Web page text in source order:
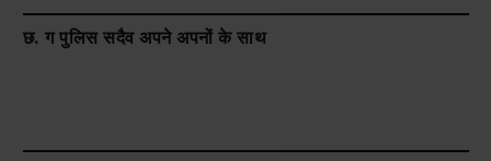
छ. ग पुलिस सदैव अपने अपनों के साथ